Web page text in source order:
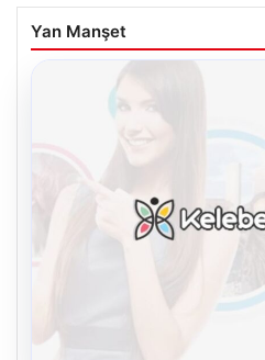
Yan Manşet